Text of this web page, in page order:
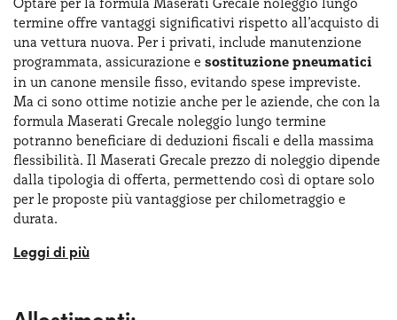
Folgore rappresenta la prima Maserati SUV
completamente elettrica, offrendo oltre 500 cavalli e 820
Nm di coppia, garantendo un'esperienza di guida dinamica
e sostenibile.
termine offre vantaggi significativi rispetto all’acquisto di
una vettura nuova. Per i privati, include manutenzione
programmata, assicurazione e sostituzione pneumatici
in un canone mensile fisso, evitando spese impreviste.
Ma ci sono ottime notizie anche per le aziende, che con la
formula Maserati Grecale noleggio lungo termine
potranno beneficiare di deduzioni fiscali e della massima
flessibilità. Il Maserati Grecale prezzo di noleggio dipende
dalla tipologia di offerta, permettendo così di optare solo
per le proposte più vantaggiose per chilometraggio e
durata.
Chi volesse massimizzare il risparmio, può anche
veicolo affidabile. Inoltre, con il noleggio si conoscerà